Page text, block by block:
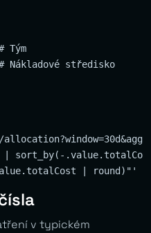
Tým
Nákladové středisko
sort_by(-
v typickém